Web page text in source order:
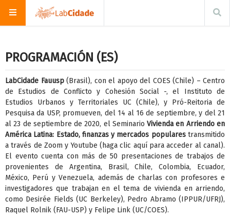
PROGRAMACIÓN (ES)
LabCidade Fauusp(Brasil), con el apoyo del COES (Chile) – Centro
de Estudios de Conflicto y Cohesión Social -, el Instituto de
Estudios Urbanos y Territoriales UC (Chile), y Pró-Reitoria de
Pesquisa da USP, promueven, del 14 al 16 de septiembre, y del 21
al 23 de septiembre de 2020, el SeminarioVivienda en Arriendo en
América Latina: Estado, finanzas y mercados popularestransmitido
a través de Zoom y Youtube (haga clic aquípara acceder al canal).
El evento cuenta con más de 50 presentaciones de trabajos de
provenientes de Argentina, Brasil, Chile, Colombia, Ecuador,
México, Perú y Venezuela, además de charlas con profesores e
investigadores que trabajan en el tema de vivienda en arriendo,
como Desirée Fields (UC Berkeley), Pedro Abramo (IPPUR/UFRJ),
Raquel Rolnik (FAU-USP) y Felipe Link (UC/COES).